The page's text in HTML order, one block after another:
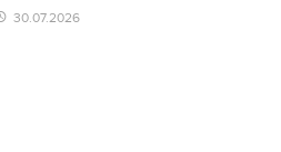
30.07.2026